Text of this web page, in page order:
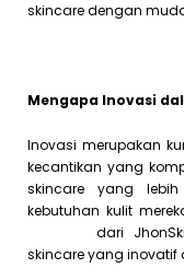
skincare dengan
Mengapa Inovasi
Inovasi merupakan
kecantikan yang
skincare yang
kebutuhan kulit
dari
skincare yang inovatif